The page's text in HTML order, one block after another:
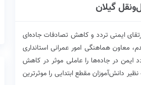
گیلان
ایمنی تردد و کاهش تصادفات جاده‌ای
معاون هماهنگی امور عمرانی استانداری
ایمن در جاده‌ها را عاملی موثر در کاهش
دانش‌آموزان مقطع ابتدایی را موثرترین